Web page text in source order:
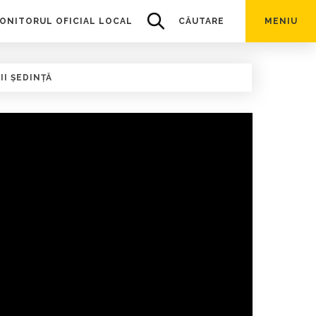
OFICIAL LOCAL CĂUTARE MENIU
ȘEDINȚĂ